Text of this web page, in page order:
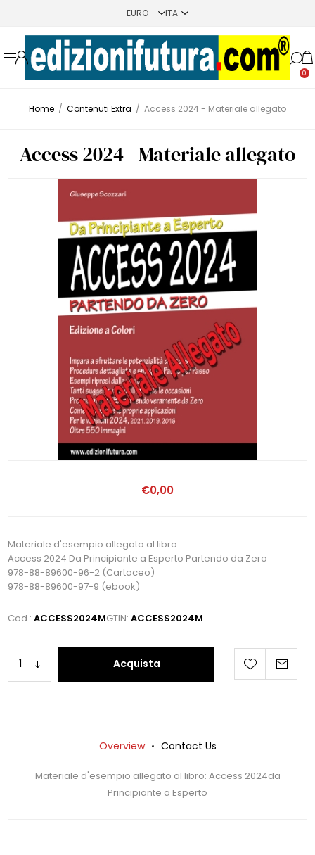
0
Home / Contenuti Extra / Access 2024 - Materiale allegato
Access 2024 - Materiale allegato
€0,00
Materiale d'esempio allegato al libro:
Access 2024 Da Principiante a Esperto Partendo da Zero
978-88-89600-96-2 (Cartaceo)
978-88-89600-97-9 (ebook)
Cod.: ACCESS2024MGTIN: ACCESS2024M
Acquista
Overview Contact Us
Materiale d'esempio allegato al libro: Access 2024da
Principiante a Esperto